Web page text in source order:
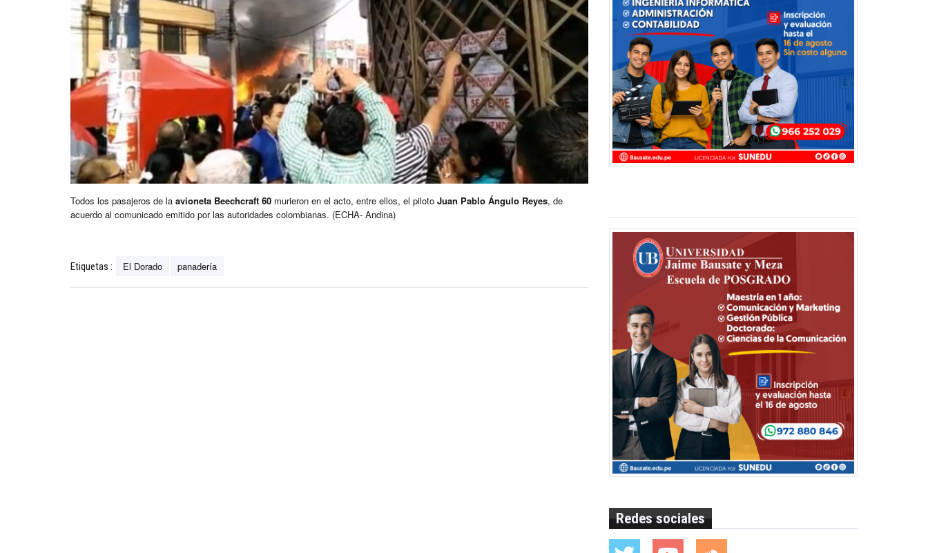
Todos los pasajeros de la avioneta Beechcraft 60 murieron en el acto, entre ellos, el piloto Juan Pablo Ángulo Reyes, de
acuerdo al comunicado emitido por las autoridades colombianas. (ECHA- Andina)
Etiquetas : El Dorado panadería
Redes sociales